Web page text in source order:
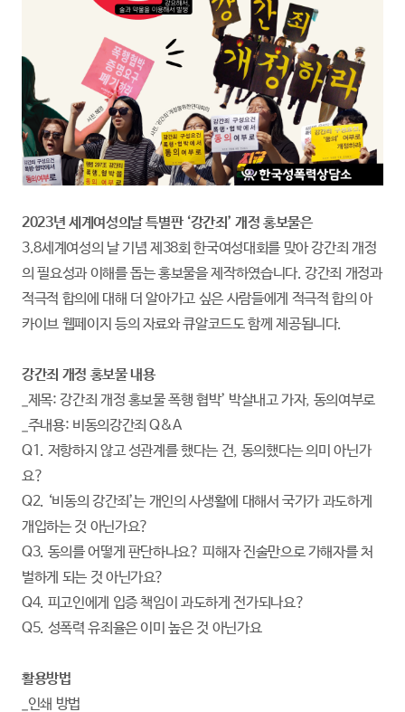
2023년 세계여성의날 특별판 ‘강간죄’ 개정 홍보물은
3.8세계여성의 날 기념 제38회 한국여성대회를 맞아 강간죄 개정
의 필요성과 이해를 돕는 홍보물을 제작하였습니다. 강간죄 개정과
적극적 합의에 대해 더 알아가고 싶은 사람들에게 적극적 합의 아
카이브 웹페이지 등의 자료와 큐알코드도 함께 제공됩니다.
강간죄 개정 홍보물 내용
_제목: 강간죄 개정 홍보물 폭행 협박’ 박살내고 가자, 동의여부로
_주내용: 비동의강간죄 Q&A
Q1. 저항하지 않고 성관계를 했다는 건, 동의했다는 의미 아닌가
요?
Q2. ‘비동의 강간죄’는 개인의 사생활에 대해서 국가가 과도하게
개입하는 것 아닌가요?
Q3. 동의를 어떻게 판단하나요? 피해자 진술만으로 가해자를 처
벌하게 되는 것 아닌가요?
Q4. 피고인에게 입증 책임이 과도하게 전가되나요?
Q5. 성폭력 유죄율은 이미 높은 것 아닌가요
활용방법
_인쇄 방법